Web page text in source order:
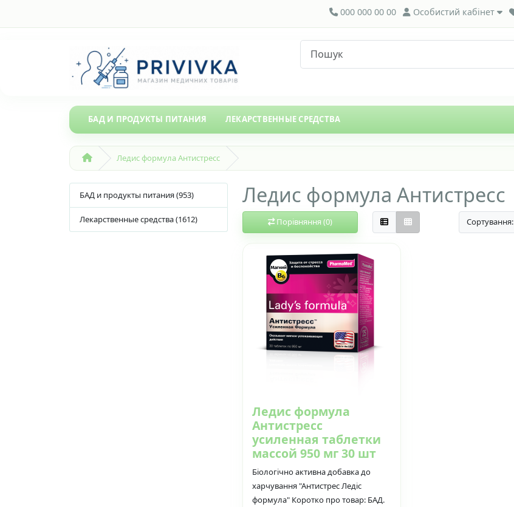
000 000 00 00 Особистий кабінет
БАД И ПРОДУКТЫ ПИТАНИЯ ЛЕКАРСТВЕННЫЕ СРЕДСТВА
Ледис формула Антистресс
БАД и продукты питания (953)
Лекарственные средства (1612)
Ледис формула Антистресс
Порівняння (0) Сортування:
Ледис формула
Антистресс
усиленная таблетки
массой 950 мг 30 шт
Біологічно активна добавка до
харчування "Антистрес Ледіс
формула" Коротко про товар: БАД.